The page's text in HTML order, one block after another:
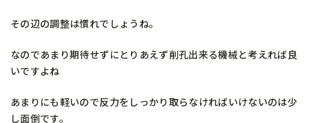
その辺の調整は慣れでしょうね。
なのであまり期待せずにとりあえず削孔出来る機械と考えれば良
いですよね
あまりにも軽いので反力をしっかり取らなければいけないのは少
し面倒です。